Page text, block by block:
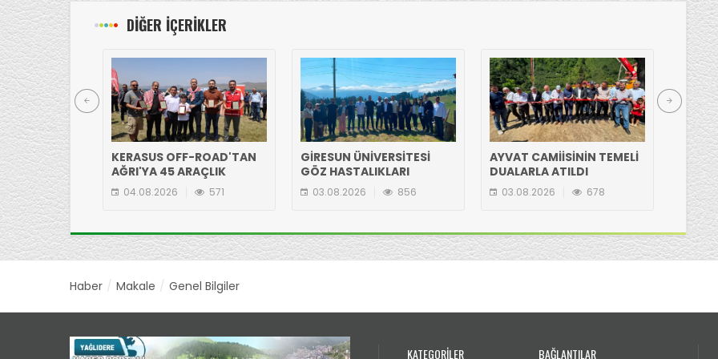
DİĞER İÇERİKLER
KERASUS OFF-ROAD'TAN
AĞRI'YA 45 ARAÇLIK
ÇIKARMA!
04.08.2026 571
GİRESUN ÜNİVERSİTESİ
GÖZ HASTALIKLARI
EKİBİNDEN GÖLYANI
YAYLASI'NIA ZİYARET
03.08.2026 856
AYVAT CAMİİSİNİN TEMELİ
DUALARLA ATILDI
03.08.2026 678
ETTİ
Haber Makale Genel Bilgiler
KATEGORİLER BAĞLANTILAR